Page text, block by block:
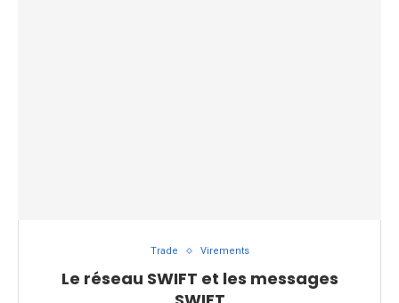
Trade Virements
Le réseau SWIFT et les messages